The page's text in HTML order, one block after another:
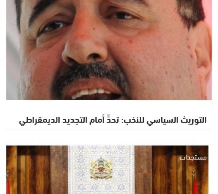
التوريث السياسي للنخب: تحدٍّ أمام التجديد الديمقراطي
مستجدات